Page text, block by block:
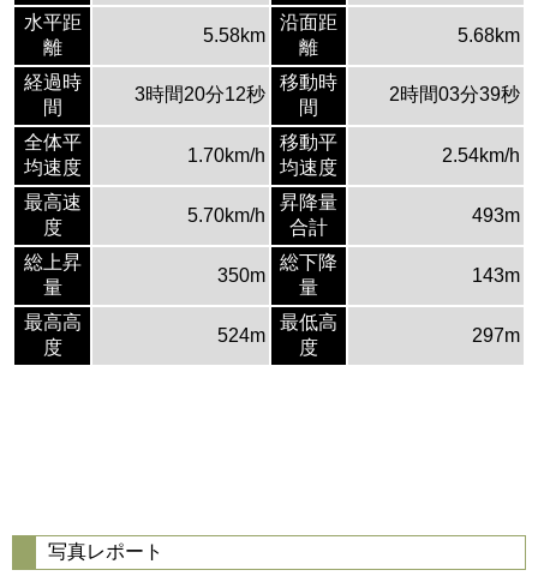
水平距
離
5.58km
沿面距
離
5.68km
経過時
間
3時間20分12秒
移動時
間
2時間03分39秒
全体平
均速度
1.70km/h
移動平
均速度
2.54km/h
最高速
度
5.70km/h
昇降量
合計
493m
総上昇
量
350m
総下降
量
143m
最高高
度
524m
最低高
度
297m
写真レポート